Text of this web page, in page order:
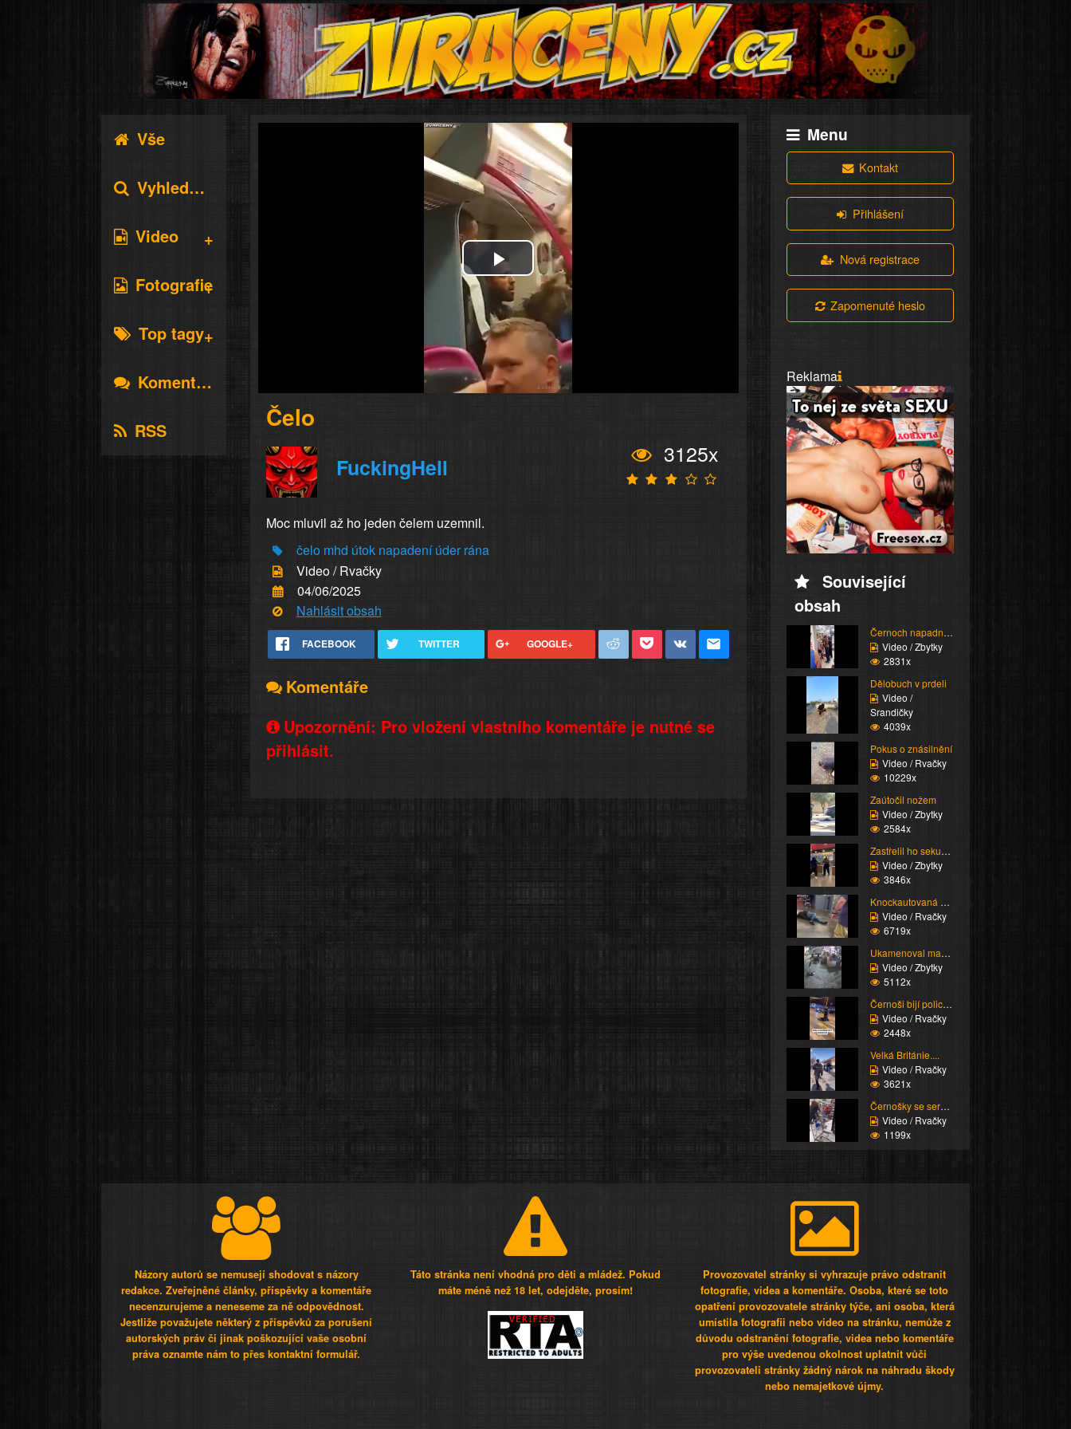
Vše
Vyhledávání
Video
Fotografie
Top tagy
Komentáře
RSS
Play
Video
Čelo
FuckingHell
3125x
Moc mluvil až ho jeden čelem uzemnil.
čelo mhd útok napadení úder rána
Video / Rvačky
04/06/2025
Nahlásit obsah
FACEBOOK TWITTER GOOGLE+
Komentáře
Upozornění: Pro vložení vlastního komentáře je nutné se
přihlásit.
Menu
Kontakt
Přihlášení
Nová registrace
Zapomenuté heslo
Reklama
Související
obsah
Černoch napadne stařen...
Video / Zbytky
2831x
Dělobuch v prdeli
Video /
Srandičky
4039x
Pokus o znásilnění
Video / Rvačky
10229x
Zaútočil nožem
Video / Zbytky
2584x
Zastřelil ho sekuriťák
Video / Zbytky
3846x
Knockautovaná čúza
Video / Rvačky
6719x
Ukamenoval manželku
Video / Zbytky
5112x
Černoši bijí policisty
Video / Rvačky
2448x
Velká Británie....
Video / Rvačky
3621x
Černošky se servou
Video / Rvačky
1199x
Názory autorů se nemusejí shodovat s názory
redakce. Zveřejněné články, příspěvky a komentáře
necenzurujeme a neneseme za ně odpovědnost.
Jestliže považujete některý z příspěvků za porušení
autorských práv či jinak poškozující vaše osobní
práva oznamte nám to přes kontaktní formulář.
Táto stránka není vhodná pro děti a mládež. Pokud
máte méně než 18 let, odejděte, prosím!
Provozovatel stránky si vyhrazuje právo odstranit
fotografie, videa a komentáře. Osoba, které se toto
opatření provozovatele stránky týče, ani osoba, která
umístila fotografii nebo video na stránku, nemůže z
důvodu odstranění fotografie, videa nebo komentáře
pro výše uvedenou okolnost uplatnit vůči
provozovateli stránky žádný nárok na náhradu škody
nebo nemajetkové újmy.